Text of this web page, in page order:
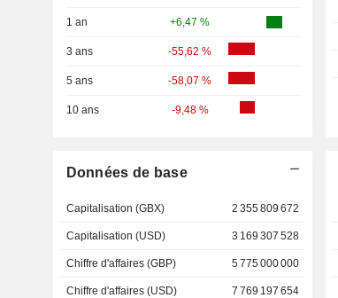
1 an +6,47 %
3 ans -55,62 %
5 ans -58,07 %
10 ans -9,48 %
Données de base
Capitalisation (GBX) 2 355 809 672
Capitalisation (USD) 3 169 307 528
Chiffre d'affaires (GBP) 5 775 000 000
Chiffre d'affaires (USD) 7 769 197 654